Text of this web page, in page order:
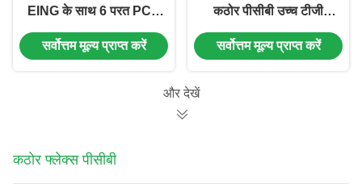
EING के साथ 6 परत PCB
TG170 FR4 2.0MM
सर्वोत्तम मूल्य प्राप्त करें
कठोर पीसीबी उच्च टीजी
FR4 EING पीसीबी
सर्वोत्तम मूल्य प्राप्त करें
और देखें
कठोर फ्लेक्स पीसीबी